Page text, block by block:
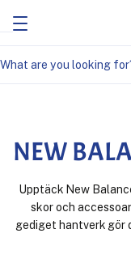
NEW
Upptäck New
skor och
gediget hantverk gör